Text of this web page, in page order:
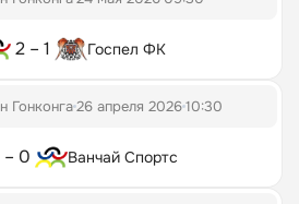
2 – 1 Госпел ФК
Гонконга26 апреля 202610:30
– 0 Ванчай Спортс